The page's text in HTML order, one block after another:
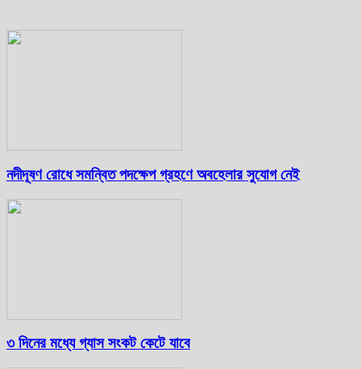
নদীদূষণ রোধে সমন্বিত পদক্ষেপ গ্রহণে অবহেলার সুযোগ নেই
৩ দিনের মধ্যে গ্যাস সংকট কেটে যাবে